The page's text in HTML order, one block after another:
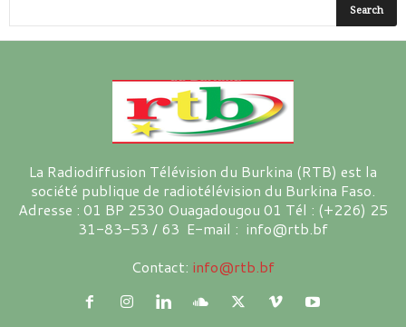
La Radiodiffusion Télévision du Burkina (RTB) est la
société publique de radiotélévision du Burkina Faso.
Adresse : 01 BP 2530 Ouagadougou 01 Tél : (+226) 25
31-83-53 / 63 E-mail : info@rtb.bf
Contact: info@rtb.bf